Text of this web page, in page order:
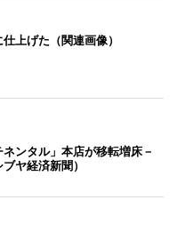
上げた（関連画像）
ンタル」本店が移転増床－
ヤ経済新聞）